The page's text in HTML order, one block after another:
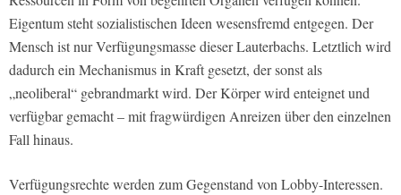
Eigentum steht sozialistischen Ideen wesensfremd entgegen. Der
Mensch ist nur Verfügungsmasse dieser Lauterbachs. Letztlich wird
dadurch ein Mechanismus in Kraft gesetzt, der sonst als
„neoliberal“ gebrandmarkt wird. Der Körper wird enteignet und
verfügbar gemacht – mit fragwürdigen Anreizen über den einzelnen
Fall hinaus.
Verfügungsrechte werden zum Gegenstand von Lobby-Interessen.